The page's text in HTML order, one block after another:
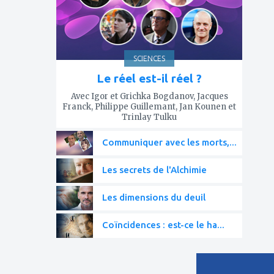
SCIENCES
Le réel est-il réel ?
Avec Igor et Grichka Bogdanov, Jacques
Franck, Philippe Guillemant, Jan Kounen et
Trinlay Tulku
Communiquer avec les morts,...
Les secrets de l'Alchimie
Les dimensions du deuil
Coïncidences : est-ce le ha...